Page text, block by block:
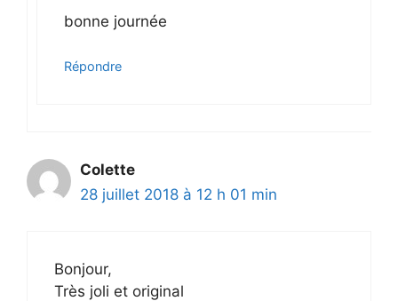
bonne journée
Répondre
Colette
28 juillet 2018 à 12 h 01 min
Bonjour,
Très joli et original